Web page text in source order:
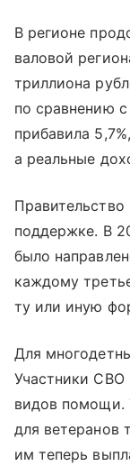
В регионе
валовой
триллиона
по сравнению
прибавила
а реальные
поддержке. В
было
каждому
ту или иную
Для
Участники СВО
видов помощи.
для ветеранов
им теперь